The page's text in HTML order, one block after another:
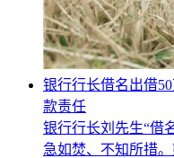
银行行长借名出借
款责任
银行行长刘先生“借
急如焚、不知所措